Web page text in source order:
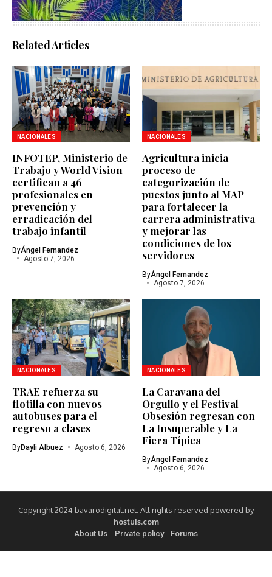
Related Articles
NACIONALES
INFOTEP, Ministerio de
Trabajo y World Vision
certifican a 46
profesionales en
prevención y
erradicación del
trabajo infantil
ByÁngel Fernandez
Agosto 7, 2026
NACIONALES
Agricultura inicia
proceso de
categorización de
puestos junto al MAP
para fortalecer la
carrera administrativa
y mejorar las
condiciones de los
servidores
ByÁngel Fernandez
Agosto 7, 2026
NACIONALES
TRAE refuerza su
flotilla con nuevos
autobuses para el
regreso a clases
ByDayli Albuez Agosto 6, 2026
NACIONALES
La Caravana del
Orgullo y el Festival
Obsesión regresan con
La Insuperable y La
Fiera Típica
ByÁngel Fernandez
Agosto 6, 2026
Copyright 2024 bavarodigital.net. All rights reserved powered by
hostuis.com
About Us Private policy Forums